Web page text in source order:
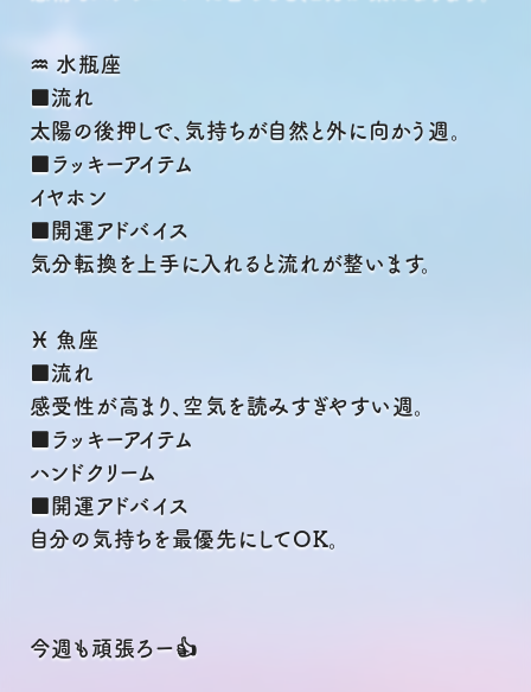
♒ 水瓶座
■流れ
太陽の後押しで、気持ちが自然と外に向かう週。
■ラッキーアイテム
イヤホン
■開運アドバイス
気分転換を上手に入れると流れが整います。
♓ 魚座
■流れ
感受性が高まり、空気を読みすぎやすい週。
■ラッキーアイテム
ハンドクリーム
■開運アドバイス
自分の気持ちを最優先にしてOK。
今週も頑張ろー👍